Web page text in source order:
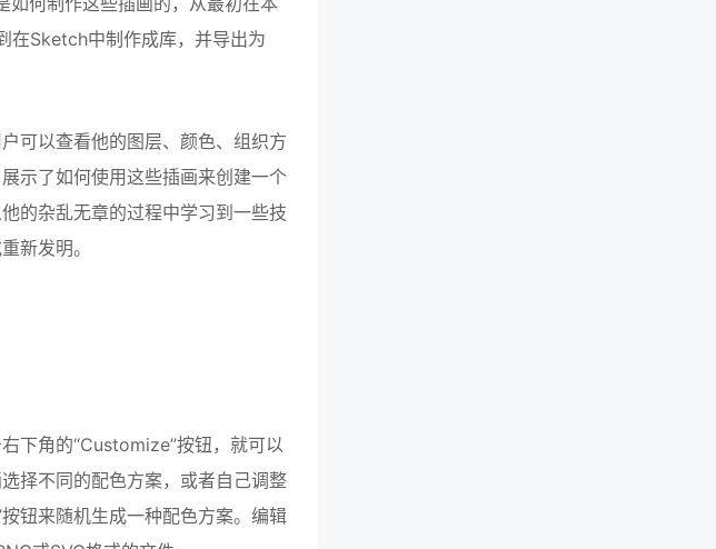
在Sketch中制作成库，并导出为
可以查看他的图层、颜色、组织方
示了如何使用这些插画来创建一个
的杂乱无章的过程中学习到一些技
新发明。
下角的“Customize”按钮，就可以
择不同的配色方案，或者自己调整
钮来随机生成一种配色方案。编辑